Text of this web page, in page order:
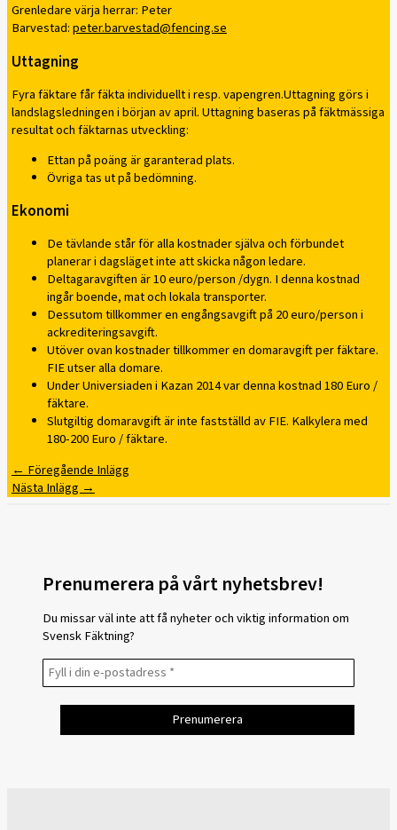
Grenledare värja herrar: Peter
Barvestad:peter.barvestad@fencing.se
Uttagning
Fyra fäktare får fäkta individuellt i resp. vapengren.Uttagning görs i
landslagsledningen i början av april. Uttagning baseras på fäktmässiga
resultat och fäktarnas utveckling:
Ettan på poäng är garanterad plats.
Övriga tas ut på bedömning.
Ekonomi
De tävlande står för alla kostnader själva och förbundet
planerar i dagsläget inte att skicka någon ledare.
Deltagaravgiften är 10 euro/person /dygn. I denna kostnad
ingår boende, mat och lokala transporter.
Dessutom tillkommer en engångsavgift på 20 euro/person i
ackrediteringsavgift.
Utöver ovan kostnader tillkommer en domaravgift per fäktare.
FIE utser alla domare.
Under Universiaden i Kazan 2014 var denna kostnad 180 Euro /
fäktare.
Slutgiltig domaravgift är inte fastställd av FIE. Kalkylera med
180-200 Euro / fäktare.
← Föregående Inlägg
Nästa Inlägg →
Prenumerera på vårt nyhetsbrev!
Du missar väl inte att få nyheter och viktig information om
Svensk Fäktning?